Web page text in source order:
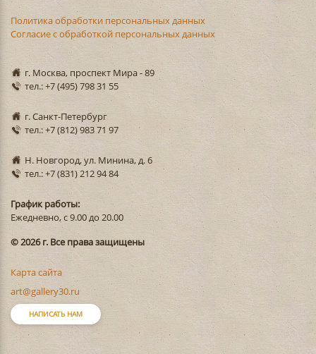
Политика обработки персональных данных
Согласие с обработкой персональных данных
г. Москва, проспект Мира - 89
тел.: +7 (495) 798 31 55
г. Санкт-Петербург
тел.: +7 (812) 983 71 97
Н. Новгород, ул. Минина, д. 6
тел.: +7 (831) 212 94 84
График работы:
Ежедневно, с 9.00 до 20.00
© 2026 г. Все права защищены
Карта сайта
art@gallery30.ru
НАПИСАТЬ НАМ